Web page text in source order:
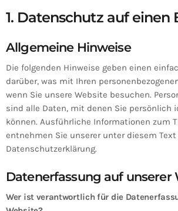
1. Datenschutz auf einen
Allgemeine Hinweise
Die folgenden Hinweise geben einen
darüber, was mit Ihren
wenn Sie unsere Website besuchen.
sind alle Daten, mit denen Sie persönlich
können. Ausführliche Informationen zum
entnehmen Sie unserer unter diesem
Datenschutzerklärung.
Datenerfassung auf unserer
Wer ist verantwortlich für die